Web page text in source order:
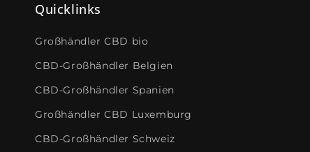
Quicklinks
Großhändler CBD bio
CBD-Großhändler Belgien
CBD-Großhändler Spanien
Großhändler CBD Luxemburg
CBD-Großhändler Schweiz